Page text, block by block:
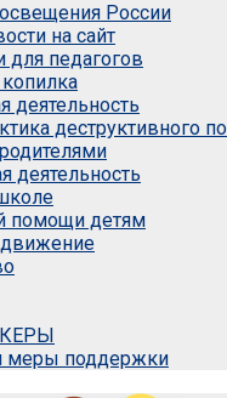
России
на сайт
педагогов
деятельность
деструктивного
деятельность
помощи детям
движение
меры поддержки